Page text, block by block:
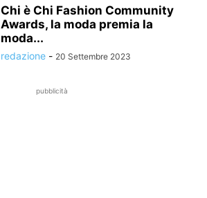
Chi è Chi Fashion Community
Awards, la moda premia la
moda...
redazione - 20 Settembre 2023
pubblicità